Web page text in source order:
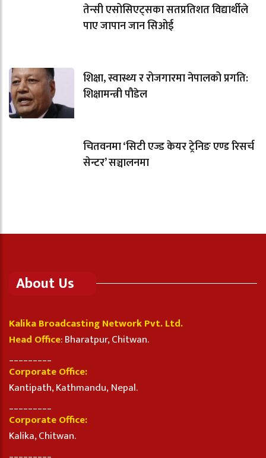
तेन्सी एसोसिएट्सका सतप्रतिशत विद्यार्थीले
पाए जापान जान सिओई
शिक्षा, स्वास्थ्य र रोजगारमा नेपालको प्रगति:
शिक्षामन्त्री पौडेल
चितवनमा ‘सिटी एज्ड केयर ट्रेनिङ एण्ड रिसर्च
सेन्टर’ सञ्चालनमा
About Us
Kalika Broadcasting Network Pvt. Ltd.
Head Office: Bharatpur, Chitwan.
Corporate Office:
Kantipath, Kathmandu, Nepal.
Corporate Office:
Kalika, Chitwan.